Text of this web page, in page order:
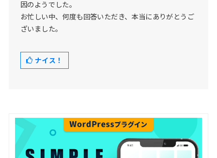
因のようでした。
お忙しい中、何度も回答いただき、本当にありがとうご
ざいました。
ナイス！